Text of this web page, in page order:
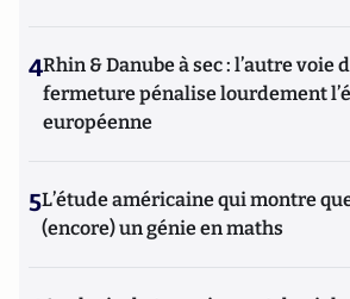
4Rhin & Danube à sec : l’autre voie
fermeture pénalise lourdement
européenne
5L’étude américaine qui montre que
(encore) un génie en maths